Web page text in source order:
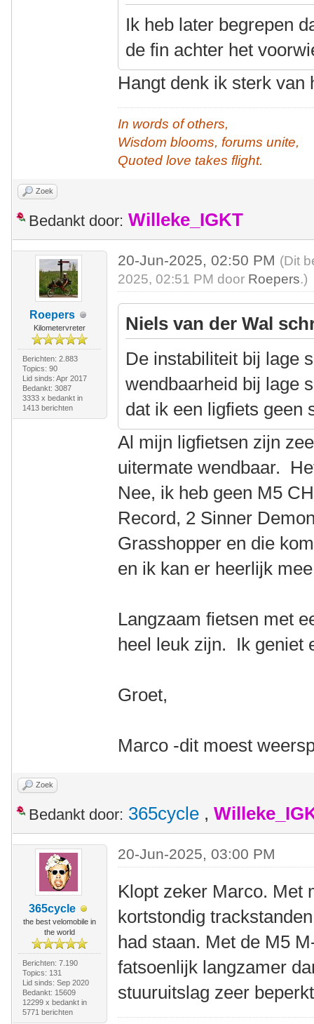
Ik heb later begrepen
de fin achter het
Hangt denk ik sterk van
In words of others,
Wisdom blooms, forums unite,
Quoted love takes flight.
Zoek
Bedankt door: Willeke_IGKT
Roepers
Kilometervreter
Berichten: 2.883
Topics: 90
Lid sinds: Apr 2017
Bedankt: 3087
3333 x bedankt in
1413 berichten
20-Jun-2025, 02:50 PM (Dit
2025, 02:51 PM door Roepers.)
Niels van der Wal
De instabiliteit bij lage
wendbaarheid bij lage
dat ik een ligfiets geen
Al mijn ligfietsen zijn
uitermate wendbaar.
Nee, ik heb geen M5
Record, 2 Sinner
Grasshopper en die
en ik kan er heerlijk
Langzaam fietsen met
heel leuk zijn. Ik geniet
Groet,
Marco -dit moest
Zoek
Bedankt door: 365cycle ,
365cycle
the best velomobile in
the world
Berichten: 7.190
Topics: 131
Lid sinds: Sep 2020
Bedankt: 15609
12299 x bedankt in
5771 berichten
20-Jun-2025, 03:00 PM
Klopt zeker Marco. Met
kortstondig
had staan. Met de M5
fatsoenlijk langzamer
stuuruitslag zeer